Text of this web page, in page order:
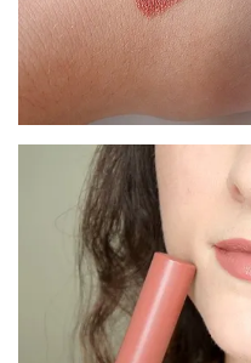
DIY/Recettes
Lecture/Séries
(13)
Vie
quotidienne/Maison
(61)
Mode
(502)